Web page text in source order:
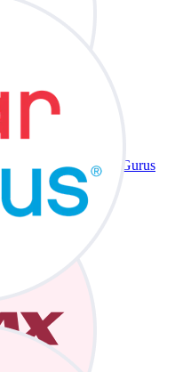
CarGurus